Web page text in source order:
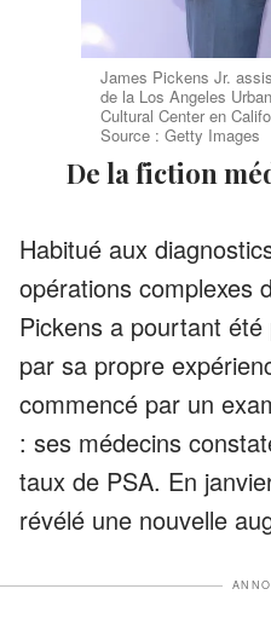
James Pickens Jr.
de la Los Angeles
Cultural Center en
Source : Getty Images
De la fiction
Habitué aux
opérations complexes
Pickens a pourtant
par sa propre
commencé par un
: ses médecins
taux de PSA. En
révélé une nouvelle